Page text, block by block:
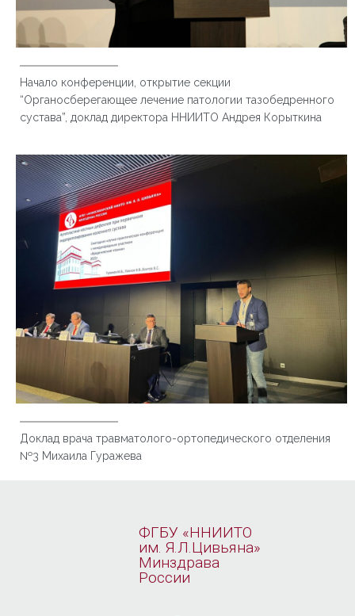
Начало конференции, открытие секции
“Органосберегающее лечение патологии тазобедренного
сустава”, доклад директора ННИИТО Андрея Корыткина
Доклад врача травматолого-ортопедического отделения
№3 Михаила Гуражева
ФГБУ «ННИИТО
им. Я.Л.Цивьяна»
Минздрава
России